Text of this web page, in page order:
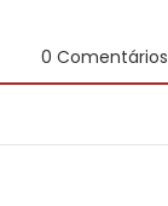
0 Comentários